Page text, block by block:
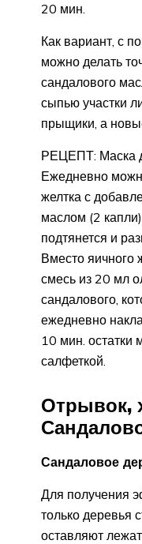
20 мин.
Как вариант, с
можно делать
сандалового
сыпью участки
прыщики, а
РЕЦЕПТ: Маска
Ежедневно
желтка с
маслом (2
подтянется и
Вместо яичного
смесь из 20 мл
сандалового,
ежедневно
10 мин. остатки
салфеткой.
Отрывок,
Сандаловое
Для получения
только деревья
оставляют